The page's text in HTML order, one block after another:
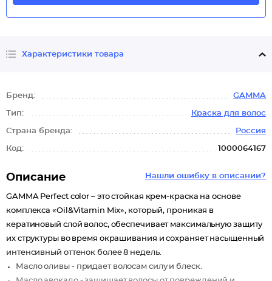
Характеристики товара
Бренд: GAMMA
Тип: Краска для волос
Страна бренда: Россия
Код: 1000064167
Нашли ошибку в описании?
Описание
GAMMA Perfect color – это стойкая крем-краска на основе
комплекса «Oil&Vitamin Mix», который, проникая в
кератиновый слой волос, обеспечивает максимальную защиту
их структуры во время окрашивания и сохраняет насыщенный
интенсивный оттенок более 8 недель.
Масло оливы - придает волосам силу и блеск.